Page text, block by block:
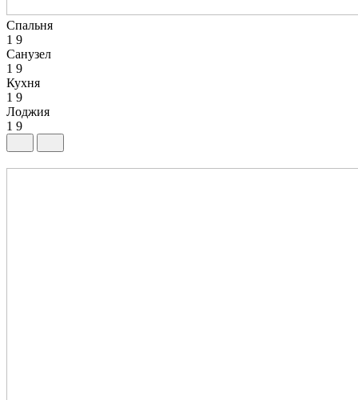
Спальня
1 9
Санузел
1 9
Кухня
1 9
Лоджия
1 9